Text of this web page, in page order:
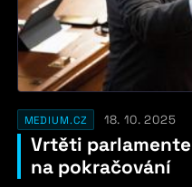
MEDIUM.CZ 18. 10. 2025
Vrtěti
na pokračování